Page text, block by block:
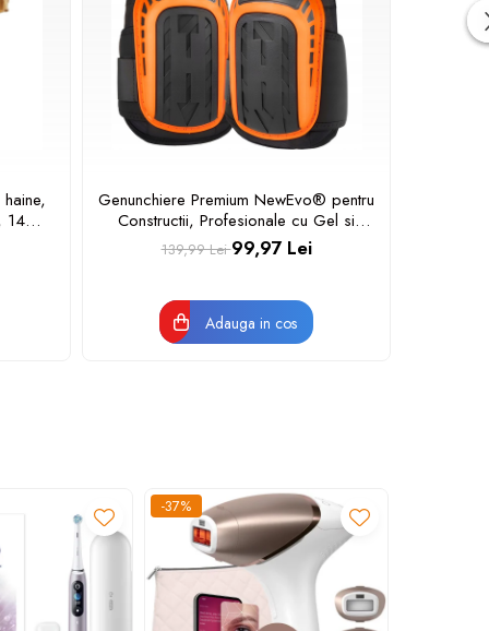
14
pe
Genunchiere Premium NewEvo® pentru
Constructii, Profesionale cu Gel si
Spuma, Curele Velcro Reglabile si
Antiderapante, Carcasa ABS, Confort
Gradinarit, Montaj Gresie,
139,99 Lei99,97 Lei
Adauga in cos
-37%